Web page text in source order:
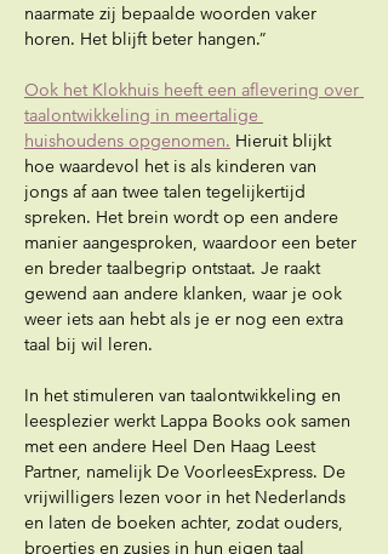
naarmate zij bepaalde woorden vaker
horen. Het blijft beter hangen.”
Ook het Klokhuis heeft een aflevering over
taalontwikkeling in meertalige
huishoudens opgenomen. Hieruit blijkt
hoe waardevol het is als kinderen van
jongs af aan twee talen tegelijkertijd
spreken. Het brein wordt op een andere
manier aangesproken, waardoor een beter
en breder taalbegrip ontstaat. Je raakt
gewend aan andere klanken, waar je ook
weer iets aan hebt als je er nog een extra
taal bij wil leren.
In het stimuleren van taalontwikkeling en
leesplezier werkt Lappa Books ook samen
met een andere Heel Den Haag Leest
Partner, namelijk De VoorleesExpress. De
vrijwilligers lezen voor in het Nederlands
en laten de boeken achter, zodat ouders,
broertjes en zusjes in hun eigen taal